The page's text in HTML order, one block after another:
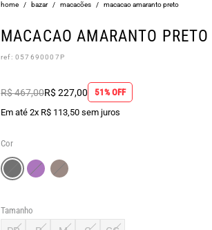
home / bazar / macacões / macacao amaranto preto
MACACAO AMARANTO PRETO
ref: 057690007P
R$ 467,00R$ 227,00
51% OFF
Em até 2x R$ 113,50 sem juros
Cor
Tamanho